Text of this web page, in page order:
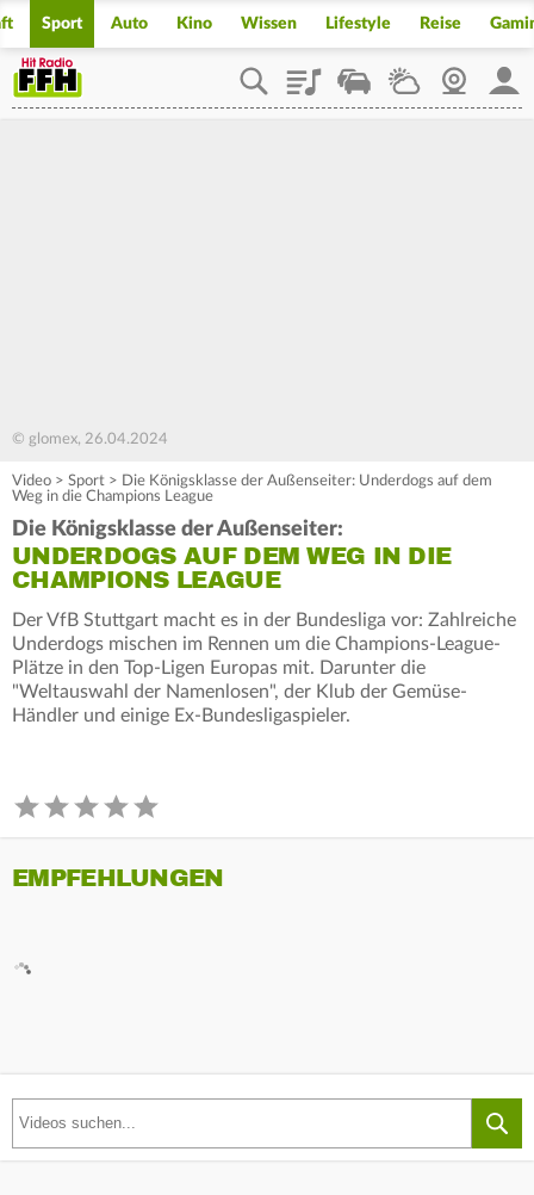
Sport Auto Kino Wissen Lifestyle Reise
PlaylistStaupilotWetterWebcam
© glomex, 26.04.2024
Video > Sport > Die Königsklasse der Außenseiter: Underdogs auf dem
Weg in die Champions League
Die Königsklasse der Außenseiter:
UNDERDOGS AUF DEM WEG IN DIE
CHAMPIONS LEAGUE
Der VfB Stuttgart macht es in der Bundesliga vor: Zahlreiche
Underdogs mischen im Rennen um die Champions-League-
Plätze in den Top-Ligen Europas mit. Darunter die
"Weltauswahl der Namenlosen", der Klub der Gemüse-
Händler und einige Ex-Bundesligaspieler.
EMPFEHLUNGEN